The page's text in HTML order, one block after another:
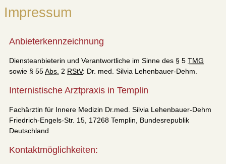
Impressum
Anbieterkennzeichnung
Diensteanbieterin und Verantwortliche im Sinne des § 5 TMG
sowie § 55Abs. 2 RStV: Dr. med. Silvia Lehenbauer-Dehm.
Internistische Arztpraxis in Templin
Fachärztin für Innere Medizin Dr.med. Silvia Lehenbauer-Dehm
Friedrich-Engels-Str. 15, 17268 Templin, Bundesrepublik
Deutschland
Kontaktmöglichkeiten: